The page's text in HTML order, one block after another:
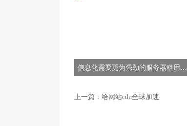
信息化需要更为强劲的服务器租用托
上一篇： 给网站cdn全球加速